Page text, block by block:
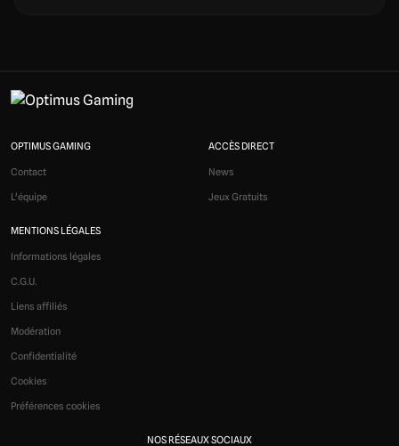
OPTIMUS GAMING
Contact
L'équipe
ACCÈS DIRECT
News
Jeux Gratuits
MENTIONS LÉGALES
Informations légales
C.G.U.
Liens affiliés
Modération
Confidentialité
Cookies
Préférences cookies
NOS RÉSEAUX SOCIAUX